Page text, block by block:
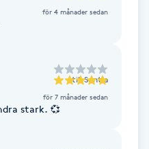
för 4 månader sedan
till Sentia
för 7 månader sedan
Hon är best, Jag rekomendra stark. 💞